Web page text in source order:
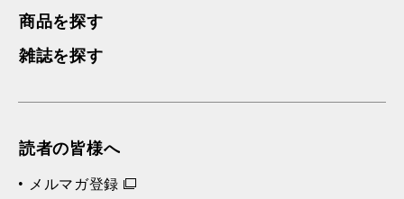
商品を探す
雑誌を探す
読者の皆様へ
メルマガ登録